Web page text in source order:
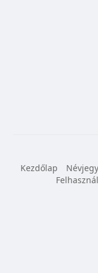
Kezdőlap
Névjegy